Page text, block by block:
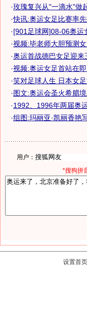
·玫瑰复兴从"一滴水"做
·快讯:奥运女足比赛率
·[901足球网]08-06奥运
·视频:毕老师大胆预测
·奥运首战德巴女足迎来
·视频:奥运女足首站在
·笑对足球人生 日本女
·图文:奥运会圣火希腊
·1992、1996年两届奥
·组图:玛丽亚·凯丽香艳
用户：
*搜狗拼
设置首页